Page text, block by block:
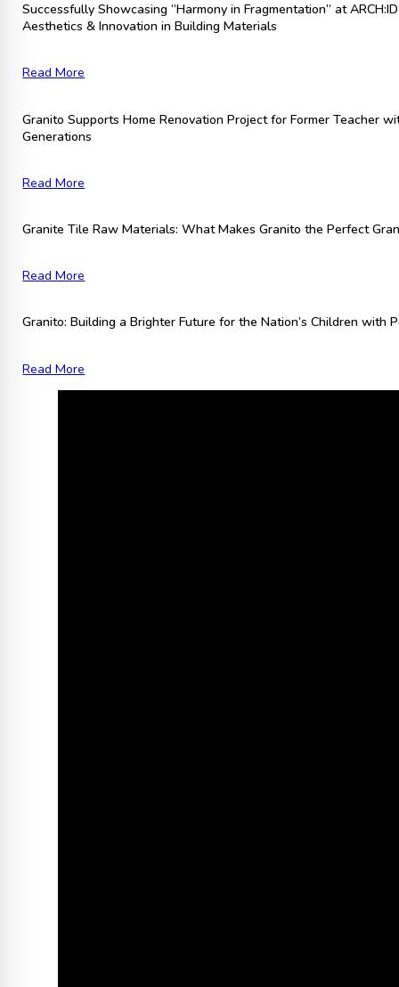
Successfully Showcasing “Harmony in Fragmentation” at
Aesthetics & Innovation in Building Materials
Read More
Granito Supports Home Renovation Project for Former Teacher
Generations
Read More
Granite Tile Raw Materials: What Makes Granito the Perfect
Read More
Granito: Building a Brighter Future for the Nation’s Children with
Read More